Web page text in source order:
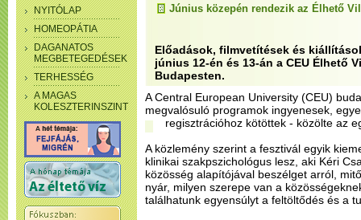
NYITÓLAP
HOMEOPÁTIA
DAGANATOS
MEGBETEGEDÉSEK
TERHESSÉG
A MAGAS
KOLESZTERINSZINT
Június közepén rendezik az Élhető
Előadások, filmvetítések és
június 12-én és 13-án a CEU Élhető
Budapesten.
A Central European University (CEU)
megvalósuló programok ingyenesek,
regisztrációhoz kötöttek - közölte az
A közlemény szerint a fesztivál egyik
klinikai szakpszichológus lesz, aki Kéri
közösség alapítójával beszélget arról,
nyár, milyen szerepe van a
találhatunk egyensúlyt a feltöltődés és a